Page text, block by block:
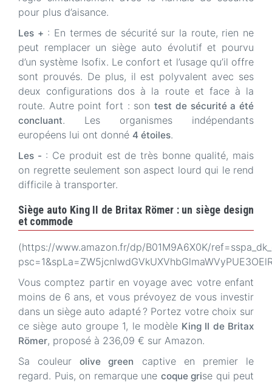
pour plus d’aisance.
Les + : En termes de sécurité sur la route, rien ne
peut remplacer un siège auto évolutif et pourvu
d’un système Isofix. Le confort et l’usage qu’il offre
sont prouvés. De plus, il est polyvalent avec ses
deux configurations dos à la route et face à la
route. Autre point fort : sontest de sécurité a été
concluant. Les organismes indépendants
européens lui ont donné 4 étoiles.
Les - : Ce produit est de très bonne qualité, mais
on regrette seulement son aspect lourd qui le rend
difficile à transporter.
Siège auto King II de Britax Römer : un siège design
et commode
(https://www.amazon.fr/dp/B01M9A6X0K/
Vous comptez partir en voyage avec votre enfant
moins de 6 ans, et vous prévoyez de vous investir
dans un siège auto adapté ? Portez votre choix sur
ce siège auto groupe 1, le modèle King II de Britax
Römer, proposé à 236,09 € sur Amazon.
Sa couleurolive green
captive en premier le
regard. Puis, on remarque une coque grise qui peut